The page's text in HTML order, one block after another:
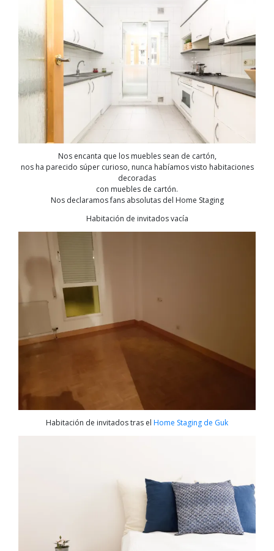
Nos encanta que los muebles sean de cartón,
nos ha parecido súper curioso, nunca habíamos visto habitaciones
decoradas
con muebles de cartón.
Nos declaramos fans absolutas del Home Staging
Habitación de invitados vacía
Habitación de invitados tras el Home Staging de Guk